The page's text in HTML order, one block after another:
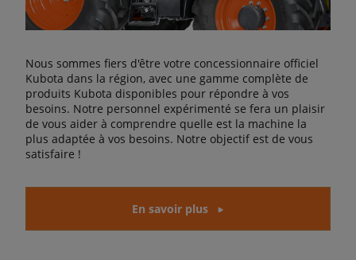
Nous sommes fiers d'être votre concessionnaire officiel
Kubota dans la région, avec une gamme complète de
produits Kubota disponibles pour répondre à vos
besoins. Notre personnel expérimenté se fera un plaisir
de vous aider à comprendre quelle est la machine la
plus adaptée à vos besoins. Notre objectif est de vous
satisfaire !
En savoir plus